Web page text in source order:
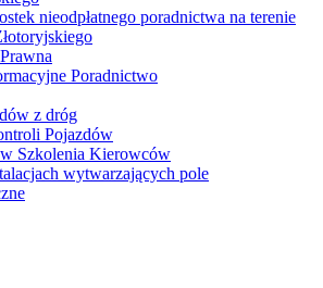
nieodpłatnego poradnictwa na terenie
Poradnictwo
z dróg
Pojazdów
Szkolenia Kierowców
wytwarzających pole